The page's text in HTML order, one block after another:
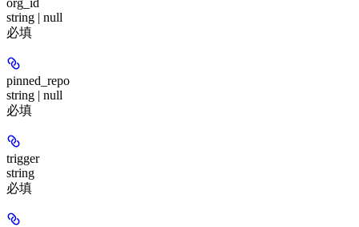
org_id
string | null
必填
pinned_repo
string | null
必填
trigger
string
必填